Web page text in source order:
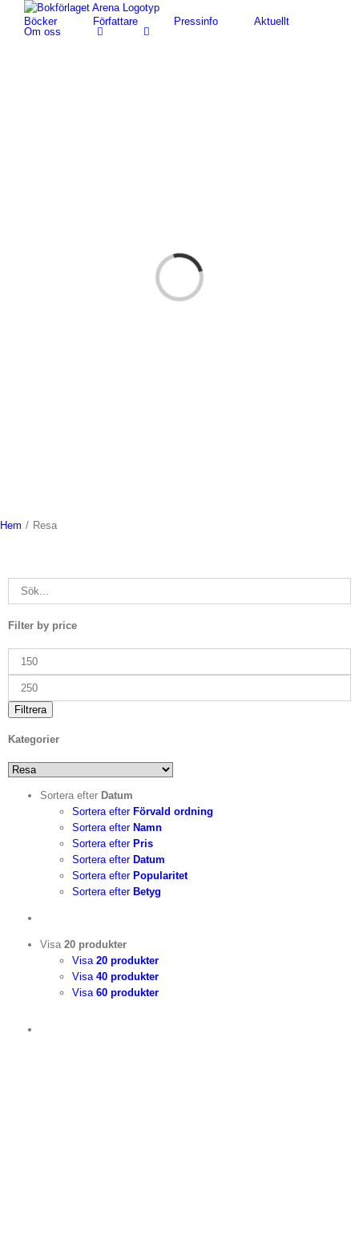
Fortsätt
innehållet
Böcker Författare Pressinfo
Aktuellt
Om oss
Loading...
Hem / Resa
Filter by price
Min
Max
Filtrera
Kategorier
Sortera efter Datum
Sortera efter Förvald ordning
Sortera efter Namn
Sortera efter Pris
Sortera efter Datum
Sortera efter Popularitet
Sortera efter Betyg
Visa 20 produkter
Visa 20 produkter
Visa 40 produkter
Visa 60 produkter